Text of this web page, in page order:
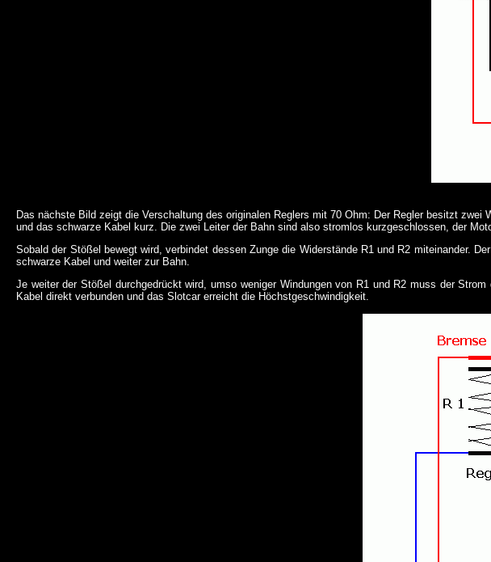
Das nächste Bild zeigt die Verschaltung des originalen Reglers mit 70 Ohm: Der Regler besitzt
und das schwarze Kabel kurz. Die zwei Leiter der Bahn sind also stromlos kurzgeschlossen, der
Sobald der Stößel bewegt wird, verbindet dessen Zunge die Widerstände R1 und R2 miteinander.
schwarze Kabel und weiter zur Bahn.
Je weiter der Stößel durchgedrückt wird, umso weniger Windungen von R1 und R2 muss der
Kabel direkt verbunden und das Slotcar erreicht die Höchstgeschwindigkeit.